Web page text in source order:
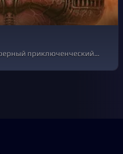
Scorn — атмосферный приключенческий хоррор от первого лица, действие которого происходит в ужасной искореженной вселенной.